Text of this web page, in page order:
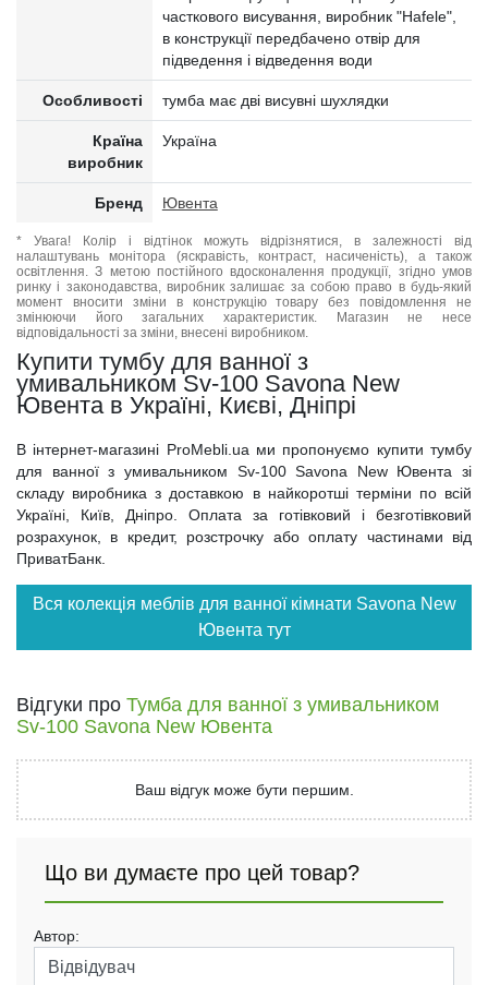
часткового висування, виробник "Hafele",
в конструкції передбачено отвір для
підведення і відведення води
Особливості тумба має дві висувні шухлядки
Країна
виробник
Україна
Бренд Ювента
* Увага! Колір і відтінок можуть відрізнятися, в залежності від
налаштувань монітора (яскравість, контраст, насиченість), а також
освітлення. З метою постійного вдосконалення продукції, згідно умов
ринку і законодавства, виробник залишає за собою право в будь-який
момент вносити зміни в конструкцію товару без повідомлення не
змінюючи його загальних характеристик. Магазин не несе
відповідальності за зміни, внесені виробником.
Купити тумбу для ванної з
умивальником Sv-100 Savona New
Ювента в Україні, Києві, Дніпрі
В інтернет-магазині ProMebli.ua ми пропонуємо купити тумбу
для ванної з умивальником Sv-100 Savona New Ювента зі
складу виробника з доставкою в найкоротші терміни по всій
Україні, Київ, Дніпро. Оплата за готівковий і безготівковий
розрахунок, в кредит, розстрочку або оплату частинами від
ПриватБанк.
Вся колекція меблів для ванної кімнати Savona New
Ювента тут
Відгуки про Тумба для ванної з умивальником
Sv-100 Savona New Ювента
Ваш відгук може бути першим.
Що ви думаєте про цей товар?
Автор: